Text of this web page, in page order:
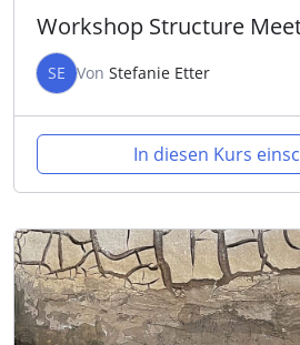
Workshop Structure
SE Von Stefanie Etter
In diesen Kurs